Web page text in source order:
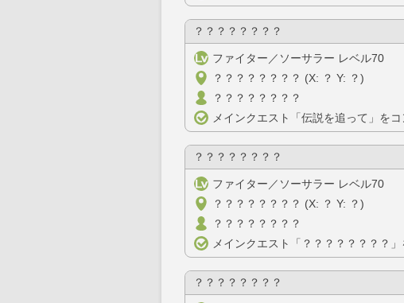
？？？？？？？？
ファイター／ソーサラー レベル70
？？？？？？？？ (X: ？ Y: ？)
？？？？？？？？
メインクエスト「伝説を追って」を
？？？？？？？？
ファイター／ソーサラー レベル70
？？？？？？？？ (X: ？ Y: ？)
？？？？？？？？
メインクエスト「？？？？？？？？
？？？？？？？？